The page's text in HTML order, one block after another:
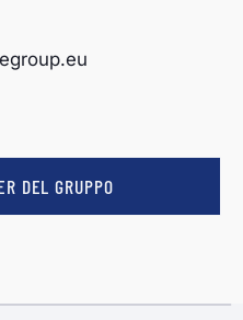
DEL GRUPPO